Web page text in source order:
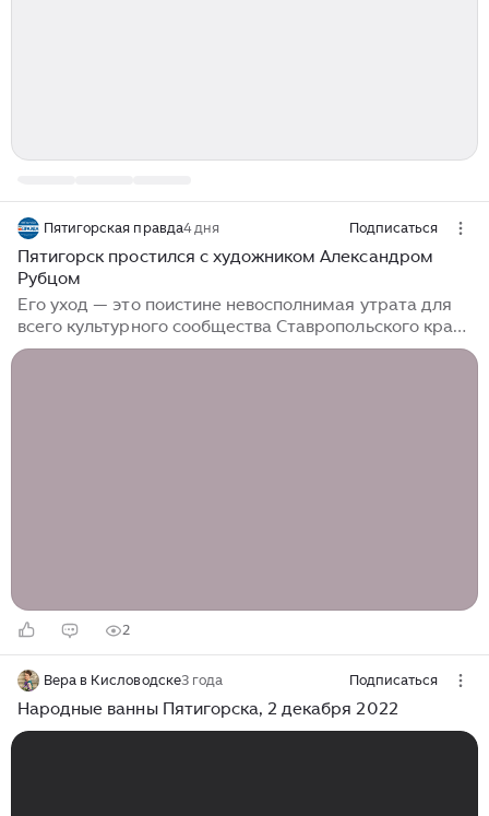
Пятигорская правда4 дня Подписаться
Пятигорск простился с художником Александром
Рубцом
Его уход — это поистине невосполнимая утрата для
всего культурного сообщества Ставропольского края
и Кавказских Минеральных Вод: в Пятигорском
2
Вера в Кисловодске3 года Подписаться
Народные ванны Пятигорска, 2 декабря 2022